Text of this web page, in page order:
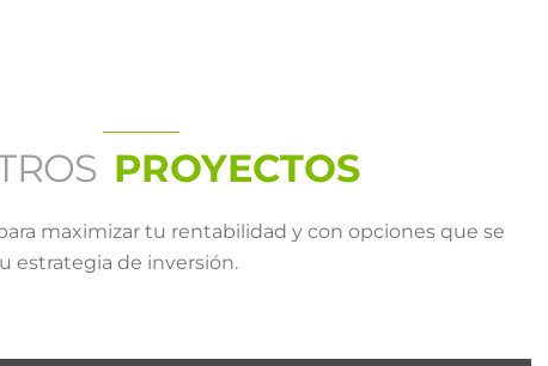
PROYECTOS
maximizar tu rentabilidad y con opciones que se
estrategia de inversión.